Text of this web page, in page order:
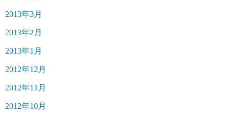
2013年3月
2013年2月
2013年1月
2012年12月
2012年11月
2012年10月